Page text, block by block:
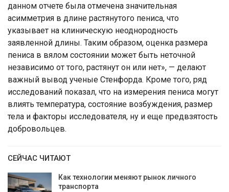
данном отчете была отмечена значительная
асимметрия в длине растянутого пениса, что
указывает на клиническую неоднородность
заявленной длины. Таким образом, оценка размера
пениса в вялом состоянии может быть неточной
независимо от того, растянут он или нет», — делают
важный вывод ученые Стенфорда. Кроме того, ряд
исследований показал, что на измерения пениса могут
влиять температура, состояние возбуждения, размер
тела и факторы исследователя, ну и еще предвзятость
добровольцев.
СЕЙЧАС ЧИТАЮТ
Как технологии меняют рынок личного
транспорта